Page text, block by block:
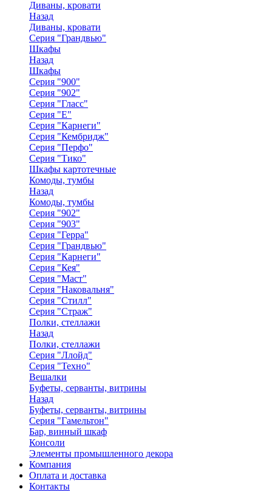
Диваны, кровати
Назад
Диваны, кровати
Серия "Грандвью"
Шкафы
Назад
Шкафы
Серия "900"
Серия "902"
Серия "Гласс"
Серия "Е"
Серия "Карнеги"
Серия "Кембридж"
Серия "Перфо"
Серия "Тико"
Шкафы картотечные
Комоды, тумбы
Назад
Комоды, тумбы
Серия "902"
Серия "903"
Серия "Герра"
Серия "Грандвью"
Серия "Карнеги"
Серия "Кея"
Серия "Маст"
Серия "Наковальня"
Серия "Стилл"
Серия "Страж"
Полки, стеллажи
Назад
Полки, стеллажи
Серия "Ллойд"
Серия "Техно"
Вешалки
Буфеты, серванты, витрины
Назад
Буфеты, серванты, витрины
Серия "Гамельтон"
Бар, винный шкаф
Консоли
Элементы промышленного декора
Компания
Оплата и доставка
Контакты